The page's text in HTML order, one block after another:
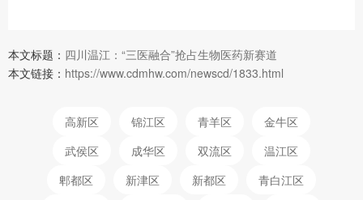
本文标题： 四川温江：“三医融合”抢占生物医药新赛道
本文链接： https://www.cdmhw.com/newscd/1833.html
高新区 锦江区 青羊区
金牛区
武侯区
成华区 双流区
温江区
郫都区
新津区 新都区
青白江区